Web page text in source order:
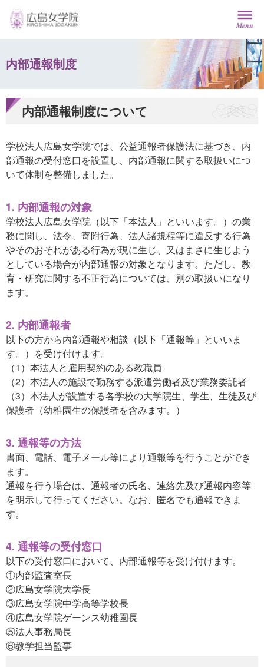
内部通報制度
内部通報制度について
学校法人広島女学院では、公益通報者保護法に基づき、内
部通報の受付窓口を設置し、内部通報に関する取扱いにつ
いて体制を整備しました。
1. 内部通報の対象
学校法人広島女学院（以下「本法人」といいます。）の業
務に関し、法令、寄附行為、法人諸規程等に違反する行為
やそのおそれがある行為が現に生じ、又はまさに生じよう
としている場合が内部通報の対象となります。ただし、教
育・研究に関する不正行為については、別の取扱いになり
ます。
2. 内部通報者
以下の方から内部通報や相談（以下「通報等」といいま
す。）を受け付けます。
（1）本法人と雇用契約のある教職員
（2）本法人の施設で勤務する派遣労働者及び業務委託者
（3）本法人が設置する各学校の大学院生、学生、生徒及び
保護者（幼稚園生の保護者を含みます。）
3. 通報等の方法
書面、電話、電子メール等により通報等を行うことができ
ます。
通報を行う場合は、通報者の氏名、連絡先及び通報内容等
を明示して行ってください。なお、匿名でも通報できま
す。
4. 通報等の受付窓口
以下の受付窓口において、内部通報等を受け付けます。
①内部監査室長
②広島女学院大学長
③広島女学院中学高等学校長
④広島女学院ゲーンス幼稚園長
⑤法人事務局長
⑥教学担当監事